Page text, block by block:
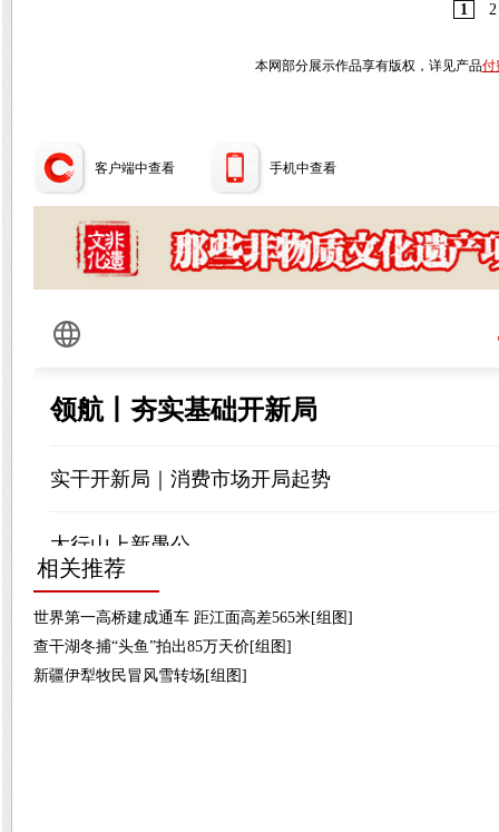
1 2
本网部分展示作品享有版权，详见产品付
客户端中查看 手机中查看
相关推荐
世界第一高桥建成通车 距江面高差565米[组图]
查干湖冬捕“头鱼”拍出85万天价[组图]
新疆伊犁牧民冒风雪转场[组图]